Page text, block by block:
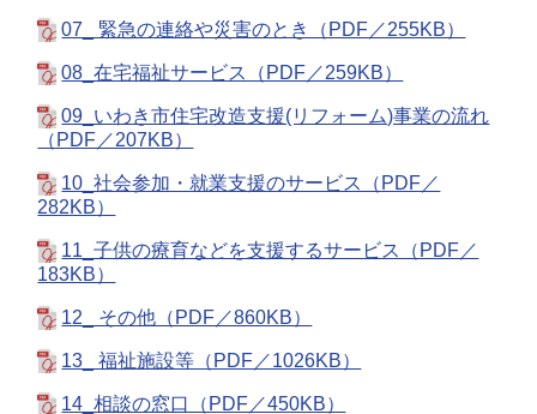
07_ 緊急の連絡や災害のとき（PDF／255KB）
08_在宅福祉サービス（PDF／259KB）
09_いわき市住宅改造支援(リフォーム)事業の流れ
（PDF／207KB）
10_社会参加・就業支援のサービス（PDF／
282KB）
11_子供の療育などを支援するサービス（PDF／
183KB）
12_ その他（PDF／860KB）
13_ 福祉施設等（PDF／1026KB）
14_相談の窓口（PDF／450KB）